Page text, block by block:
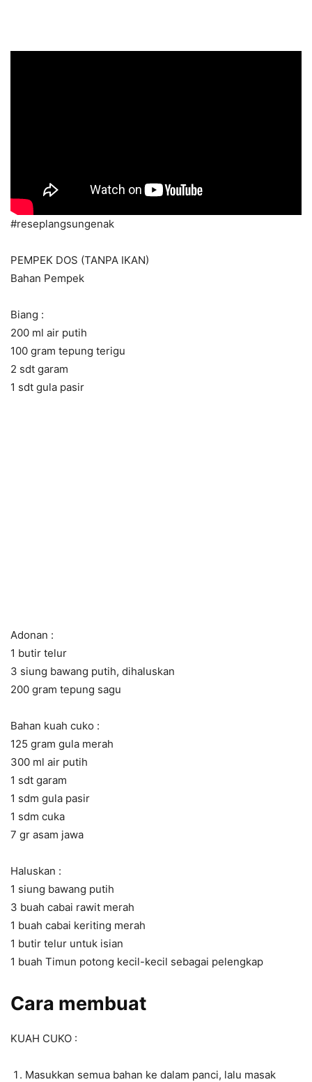
#reseplangsungenak
PEMPEK DOS (TANPA IKAN)
Bahan Pempek
Biang :
200 ml air putih
100 gram tepung terigu
2 sdt garam
1 sdt gula pasir
Adonan :
1 butir telur
3 siung bawang putih, dihaluskan
200 gram tepung sagu
Bahan kuah cuko :
125 gram gula merah
300 ml air putih
1 sdt garam
1 sdm gula pasir
1 sdm cuka
7 gr asam jawa
Haluskan :
1 siung bawang putih
3 buah cabai rawit merah
1 buah cabai keriting merah
1 butir telur untuk isian
1 buah Timun potong kecil-kecil sebagai pelengkap
Cara membuat
KUAH CUKO :
Masukkan semua bahan ke dalam panci, lalu masak